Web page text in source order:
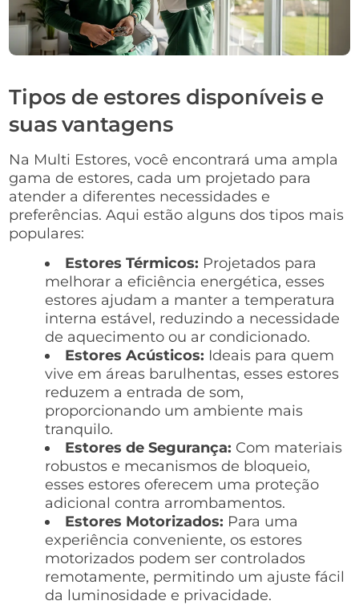
Tipos de estores disponíveis e
suas vantagens
Na Multi Estores, você encontrará uma ampla
gama de estores, cada um projetado para
atender a diferentes necessidades e
preferências. Aqui estão alguns dos tipos mais
populares:
Estores Térmicos: Projetados para
melhorar a eficiência energética, esses
estores ajudam a manter a temperatura
interna estável, reduzindo a necessidade
de aquecimento ou ar condicionado.
Estores Acústicos: Ideais para quem
vive em áreas barulhentas, esses estores
reduzem a entrada de som,
proporcionando um ambiente mais
tranquilo.
Estores de Segurança: Com materiais
robustos e mecanismos de bloqueio,
esses estores oferecem uma proteção
adicional contra arrombamentos.
Estores Motorizados: Para uma
experiência conveniente, os estores
motorizados podem ser controlados
remotamente, permitindo um ajuste fácil
da luminosidade e privacidade.